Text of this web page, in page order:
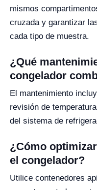
mismos
cruzada y garantizar
cada tipo de muestra.
¿Qué
congelador
El mantenimiento
revisión de
del sistema de
¿Cómo
el congelador?
Utilice contenedores